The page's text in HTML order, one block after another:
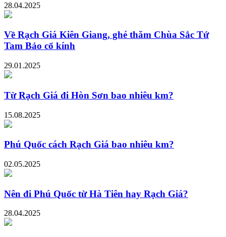
28.04.2025
Về Rạch Giá Kiên Giang, ghé thăm Chùa Sắc Tứ
Tam Bảo cổ kính
29.01.2025
Từ Rạch Giá đi Hòn Sơn bao nhiêu km?
15.08.2025
Phú Quốc cách Rạch Giá bao nhiêu km?
02.05.2025
Nên đi Phú Quốc từ Hà Tiên hay Rạch Giá?
28.04.2025